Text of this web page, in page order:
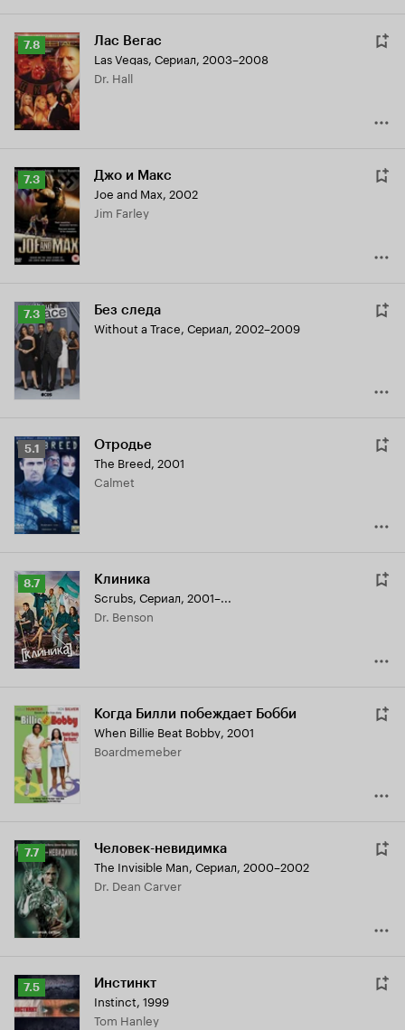
Рейтинг
Кинопоиска
7.8
7.8 Лас Вегас
Las Vegas, Сериал, 2003–2008
Dr. Hall
Рейтинг
Кинопоиска
7.3
7.3 Джо и Макс
Joe and Max, 2002
Jim Farley
Рейтинг
Кинопоиска
7.3
7.3 Без следа
Without a Trace, Сериал, 2002–2009
Рейтинг
Кинопоиска
5.1
5.1 Отродье
The Breed, 2001
Calmet
Рейтинг
Кинопоиска
8.7
8.7 Клиника
Scrubs, Сериал, 2001–...
Dr. Benson
Когда Билли побеждает Бобби
When Billie Beat Bobby, 2001
Boardmemeber
Рейтинг
Кинопоиска
7.7
7.7 Человек-невидимка
The Invisible Man, Сериал, 2000–2002
Dr. Dean Carver
Рейтинг
Кинопоиска
7.5 Инстинкт
Instinct, 1999
Tom Hanley